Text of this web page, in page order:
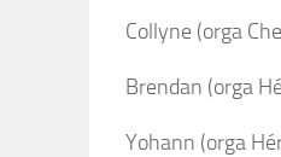
Collyne (orga
Brendan (orga
Yohann (orga